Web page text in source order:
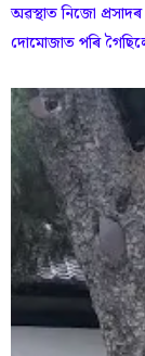
অৱস্থাত নিজো
দোমোজাত পৰি